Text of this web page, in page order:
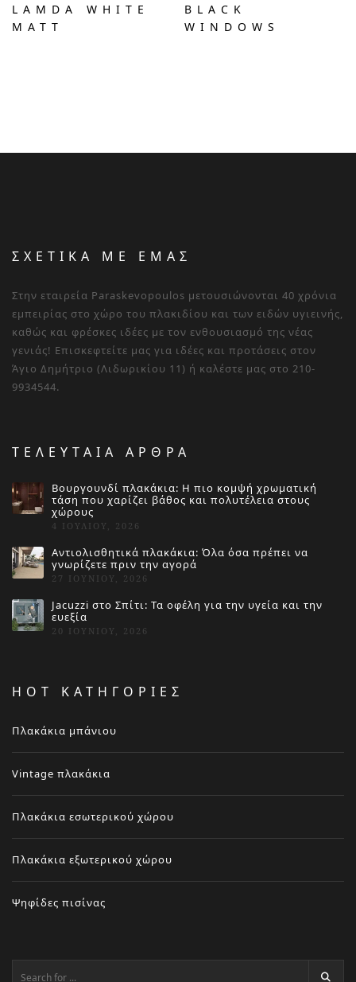
LAMDA WHITE
MATT
BLACK
WINDOWS
ΣΧΕΤΙΚΑ ΜΕ ΕΜΑΣ
Στην εταιρεία Paraskevopoulos μετουσιώνονται 40 χρόνια
εμπειρίας στο χώρο του πλακιδίου και των ειδών υγιεινής,
καθώς και φρέσκες ιδέες με τον ενθουσιασμό της νέας
γενιάς! Επισκεφτείτε μας για ιδέες και προτάσεις στον
Άγιο Δημήτριο (Λιδωρικίου 11) ή καλέστε μας στο 210-
9934544.
ΤΕΛΕΥΤΑΙΑ ΑΡΘΡΑ
Βουργουνδί πλακάκια: Η πιο κομψή χρωματική
τάση που χαρίζει βάθος και πολυτέλεια στους
χώρους
4 ΙΟΥΛΊΟΥ, 2026
Αντιολισθητικά πλακάκια: Όλα όσα πρέπει να
γνωρίζετε πριν την αγορά
27 ΙΟΥΝΊΟΥ, 2026
Jacuzzi στο Σπίτι: Τα οφέλη για την υγεία και την
ευεξία
20 ΙΟΥΝΊΟΥ, 2026
HOT ΚΑΤΗΓΟΡΙΕΣ
Πλακάκια μπάνιου
Vintage πλακάκια
Πλακάκια εσωτερικού χώρου
Πλακάκια εξωτερικού χώρου
Ψηφίδες πισίνας